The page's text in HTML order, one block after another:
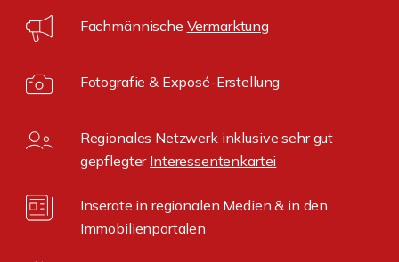
Fachmännische Vermarktung
Fotografie & Exposé-Erstellung
Regionales Netzwerk inklusive sehr gut
gepflegter Interessentenkartei
Inserate in regionalen Medien & in den
Immobilienportalen